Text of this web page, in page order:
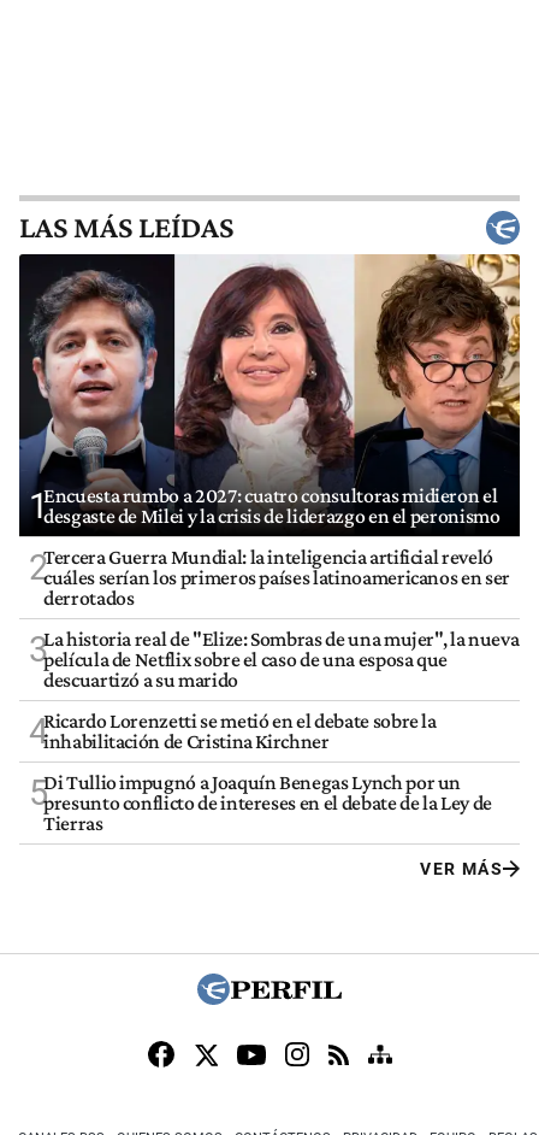
LAS MÁS LEÍDAS
1Encuesta rumbo a 2027: cuatro consultoras midieron el
desgaste de Milei y la crisis de liderazgo en el peronismo
2Tercera Guerra Mundial: la inteligencia artificial reveló
cuáles serían los primeros países latinoamericanos en ser
derrotados
3La historia real de "Elize: Sombras de una mujer", la nueva
película de Netflix sobre el caso de una esposa que
descuartizó a su marido
4Ricardo Lorenzetti se metió en el debate sobre la
inhabilitación de Cristina Kirchner
5Di Tullio impugnó a Joaquín Benegas Lynch por un
presunto conflicto de intereses en el debate de la Ley de
Tierras
VER MÁS